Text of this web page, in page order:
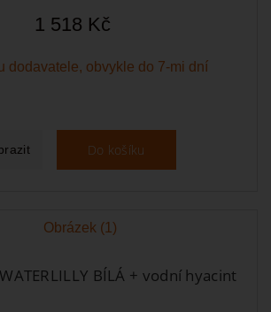
1 518 Kč
dodavatele, obvykle do 7-mi dní
Do košíku
BÍLÁ + vodní hyacint